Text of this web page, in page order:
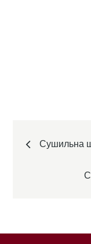
PostСушильна